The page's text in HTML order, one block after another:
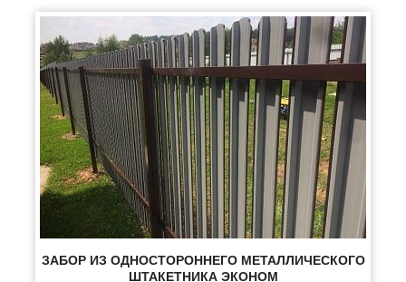
ЗАБОР ИЗ ОДНОСТОРОННЕГО МЕТАЛЛИЧЕСКОГО
ШТАКЕТНИКА ЭКОНОМ